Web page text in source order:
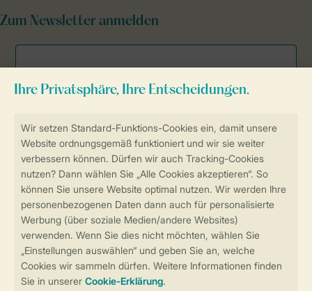
Sicherstellung Deiner Privatsphäre
Weitere Informationen und Einstellungen
Sicher und schnell zur Online-Buchung
Sichere Datenübertragung
Sicheres Bezahlen
Zum Newsletter anmelden